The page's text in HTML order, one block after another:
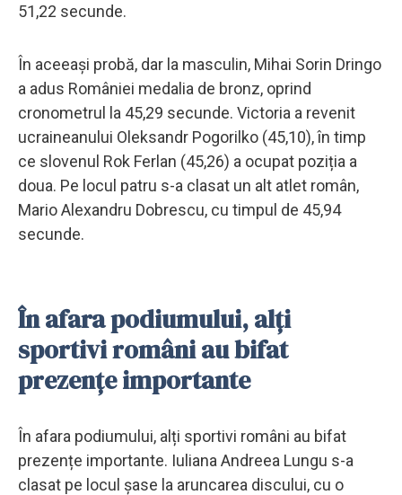
51,22 secunde.
În aceeași probă, dar la masculin, Mihai Sorin Dringo
a adus României medalia de bronz, oprind
cronometrul la 45,29 secunde. Victoria a revenit
ucraineanului Oleksandr Pogorilko (45,10), în timp
ce slovenul Rok Ferlan (45,26) a ocupat poziția a
doua. Pe locul patru s-a clasat un alt atlet român,
Mario Alexandru Dobrescu, cu timpul de 45,94
secunde.
În afara podiumului, alți
sportivi români au bifat
prezențe importante
În afara podiumului, alți sportivi români au bifat
prezențe importante. Iuliana Andreea Lungu s-a
clasat pe locul șase la aruncarea discului, cu o